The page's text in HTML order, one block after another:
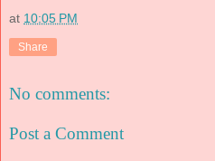
at 10:05 PM
Share
No comments:
Post a Comment